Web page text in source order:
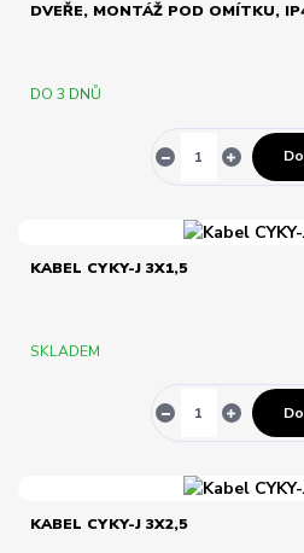
DVEŘE, MONTÁŽ POD OMÍTKU,
DO 3 DNŮ
KABEL CYKY-J 3X1,5
SKLADEM
KABEL CYKY-J 3X2,5